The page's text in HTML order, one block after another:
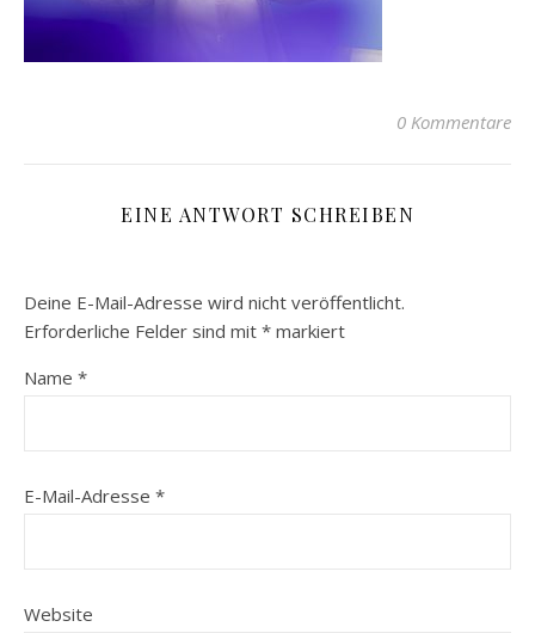
0 Kommentare
EINE ANTWORT SCHREIBEN
Deine E-Mail-Adresse wird nicht veröffentlicht.
Erforderliche Felder sind mit * markiert
Name *
E-Mail-Adresse *
Website